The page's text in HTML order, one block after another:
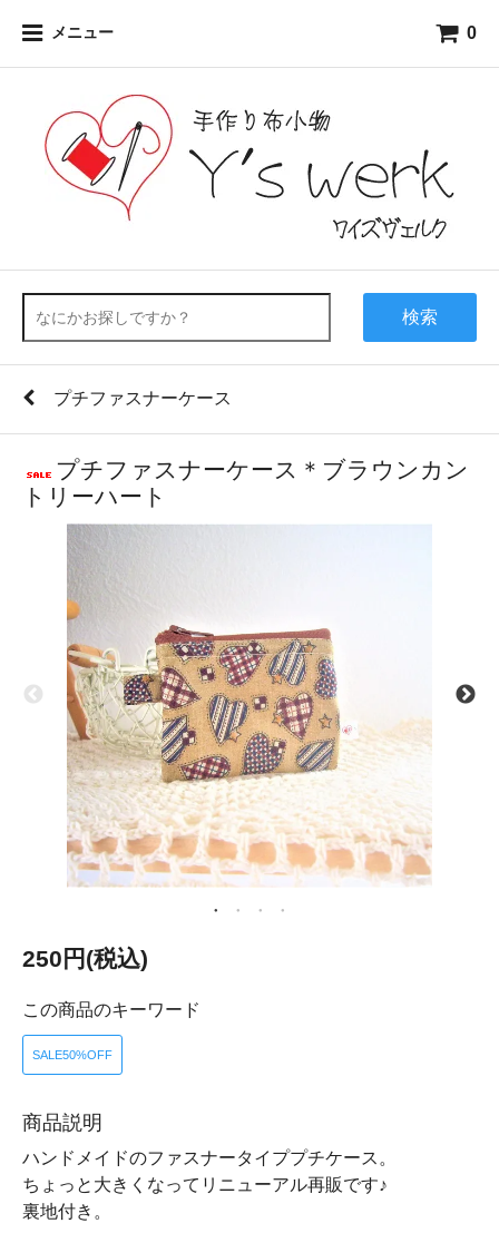
メニュー 0
検索
プチファスナーケース
プチファスナーケース＊ブラウンカン
トリーハート
250円(税込)
この商品のキーワード
SALE50%OFF
商品説明
ハンドメイドのファスナータイププチケース。
ちょっと大きくなってリニューアル再販です♪
裏地付き。